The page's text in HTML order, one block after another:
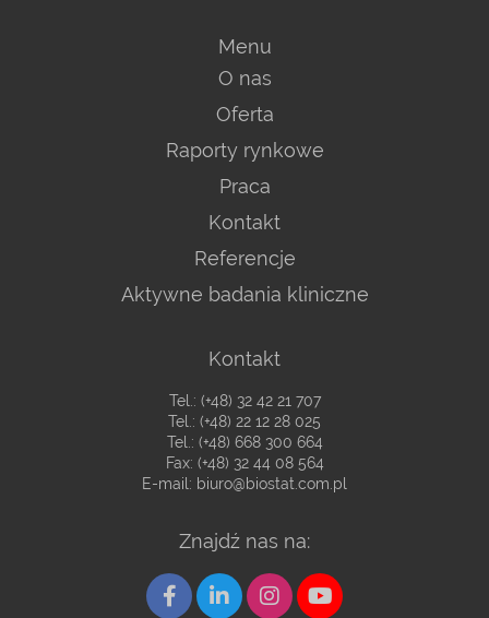
Menu
O nas
Oferta
Raporty rynkowe
Praca
Kontakt
Referencje
Aktywne badania kliniczne
Kontakt
Tel.: (+48) 32 42 21 707
Tel.: (+48) 22 12 28 025
Tel.: (+48) 668 300 664
Fax: (+48) 32 44 08 564
E-mail: biuro@biostat.com.pl
Znajdź nas na: